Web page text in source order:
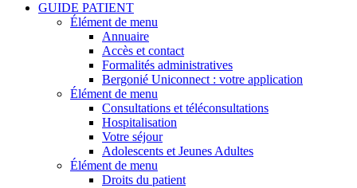
GUIDE PATIENT
Élément de menu
Annuaire
Accès et contact
Formalités administratives
Bergonié Uniconnect : votre application
Élément de menu
Consultations et téléconsultations
Hospitalisation
Votre séjour
Adolescents et Jeunes Adultes
Élément de menu
Droits du patient